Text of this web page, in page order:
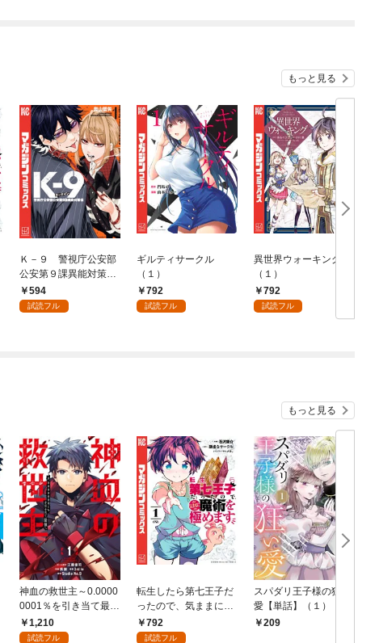
もっと見る
Ｋ－９ 警視庁公安部
公安第９課異能対策係
（１）
594
試読フル
ギルティサークル
（１）
792
試読フル
異世界ウォーキング
（１）
792
試読フル
もっと見る
神血の救世主～0.0000
0001％を引き当て最強
へ～【電子書籍特典
付】（１）
1,210
試読フル
転生したら第七王子だ
ったので、気ままに魔
術を極めます（１）
792
試読フル
スパダリ王子様の狂い
愛【単話】（１）
209